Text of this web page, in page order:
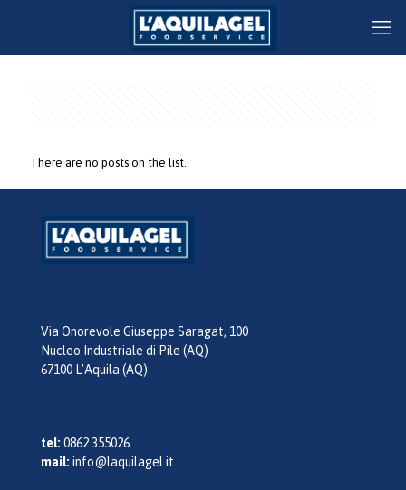
There are no posts on the list.
Via Onorevole Giuseppe Saragat, 100
Nucleo Industriale di Pile (AQ)
67100 L’Aquila (AQ)
tel: 0862 355026
mail: info@laquilagel.it